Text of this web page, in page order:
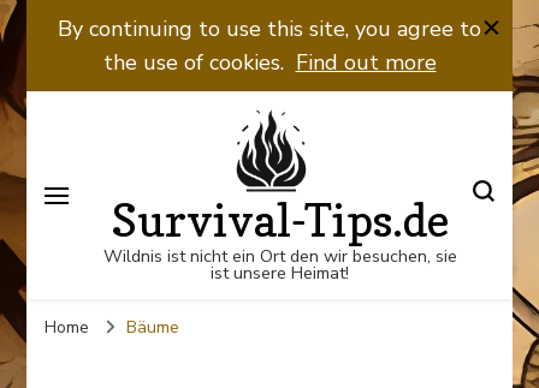
By continuing to use this site, you agree to
the use of cookies. Find out more
Survival-Tips.de
Wildnis ist nicht ein Ort den wir besuchen, sie
ist unsere Heimat!
Home Bäume